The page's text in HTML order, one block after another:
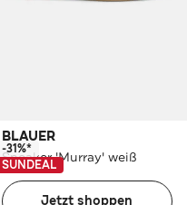
BLAUER
Sneaker 'Murray' weiß
-31%*
SUNDEAL
Jetzt shoppen